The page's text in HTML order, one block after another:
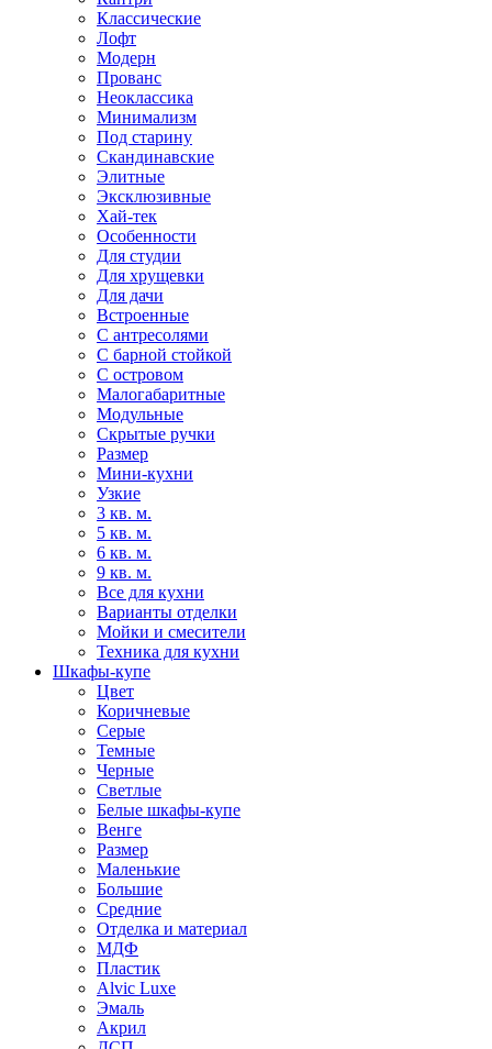
Классические
Лофт
Модерн
Прованс
Неоклассика
Минимализм
Под старину
Скандинавские
Элитные
Эксклюзивные
Хай-тек
Особенности
Для студии
Для хрущевки
Для дачи
Встроенные
С антресолями
С барной стойкой
С островом
Малогабаритные
Модульные
Скрытые ручки
Размер
Мини-кухни
Узкие
3 кв. м.
5 кв. м.
6 кв. м.
9 кв. м.
Все для кухни
Варианты отделки
Мойки и смесители
Техника для кухни
Шкафы-купе
Цвет
Коричневые
Серые
Темные
Черные
Светлые
Белые шкафы-купе
Венге
Размер
Маленькие
Большие
Средние
Отделка и материал
МДФ
Пластик
Alvic Luxe
Эмаль
Акрил